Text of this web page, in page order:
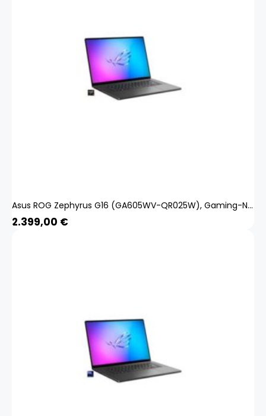
Asus ROG Zephyrus G16 (GA605WV-QR025W), Gaming-Notebook
2.399,00 €
Produkt zum Warenkorb hinzugefügt.